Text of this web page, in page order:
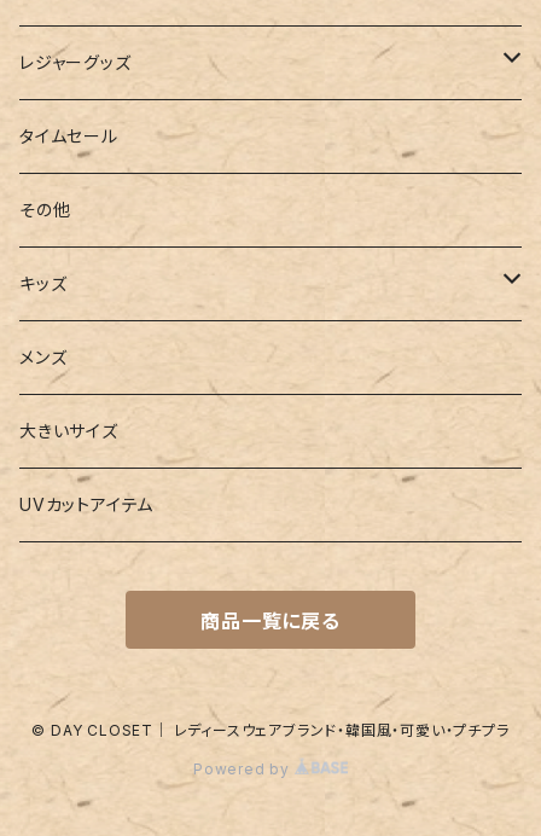
インソール
ローファー
ボストンバッグ
タンキニ
キャミキニ
フィットネス
2点セット
3点セット
4点セット
5点セット
ラッシュガード
水着関連商品
レギンス
パッド
手袋
ポーチ
パスケース
ウォレット
カードケース
キーケース
メガネチェーン
ネイルグッズ
靴下
トレーニング・スポーツウェア
トレーニンググッズ
ヨガウェア
ヨガソックス
ヨガグッズ
ヨガマット
レジャーグッズ
ビーチグッズ
タイムセール
その他
キッズ
Girls
水着
バレー
Boys
水着
グッズ
キッズスーツ
メンズ
大きいサイズ
UVカットアイテム
商品一覧に戻る
© DAY CLOSET｜ レディースウェアブランド・韓国風・可愛い・プチプラ
Powered by